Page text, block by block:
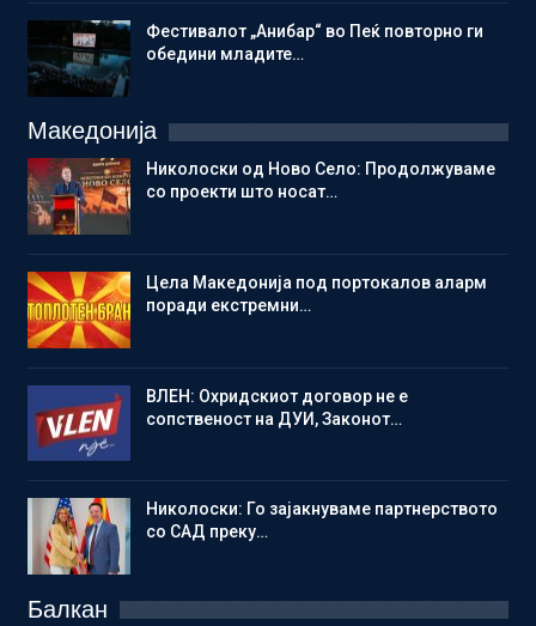
Фестивалот „Анибар“ во Пеќ повторно ги
обедини младите…
Македонија
Николоски од Ново Село: Продолжуваме
со проекти што носат…
Цела Македонија под портокалов аларм
поради екстремни…
ВЛЕН: Охридскиот договор не е
сопственост на ДУИ, Законот…
Николоски: Го зајакнуваме партнерството
со САД преку…
Балкан